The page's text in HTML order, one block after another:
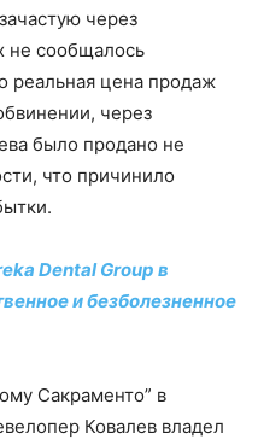
через
не сообщалось
реальная цена продаж
через
было продано не
что причинило
Dental Group в
и безболезненное
Сакраменто” в
Ковалев владел